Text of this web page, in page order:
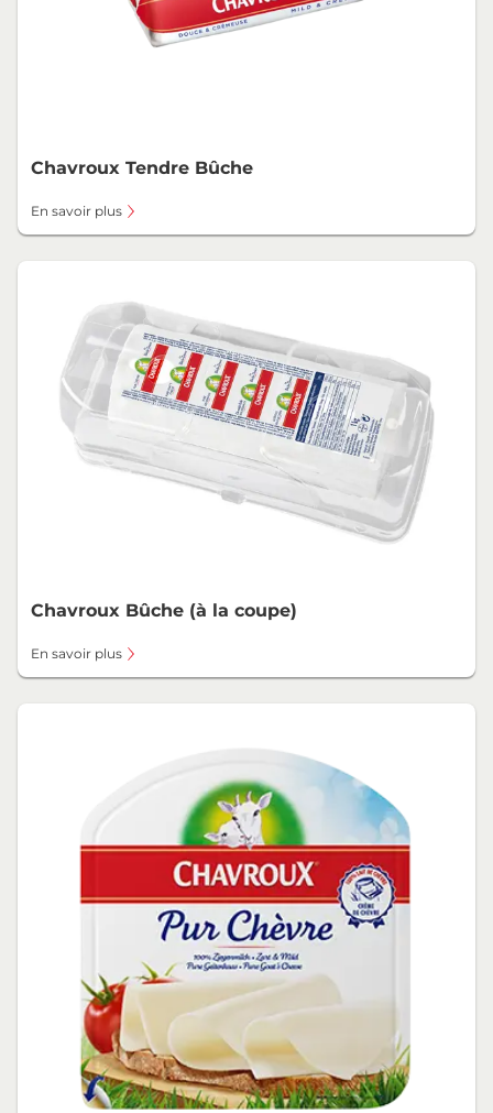
Chavroux Tendre Bûche
En savoir plus
Chavroux Bûche (à la coupe)
En savoir plus